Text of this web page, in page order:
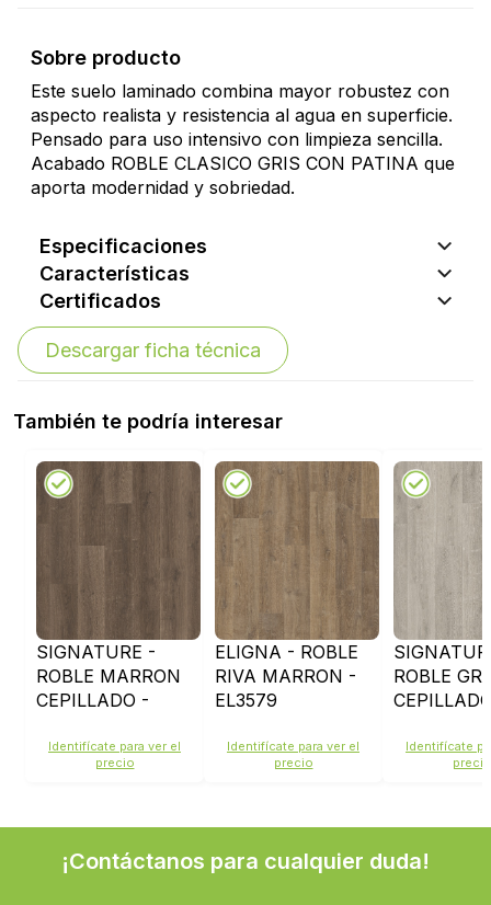
Sobre producto
Este suelo laminado combina mayor robustez con
aspecto realista y resistencia al agua en superficie.
Pensado para uso intensivo con limpieza sencilla.
Acabado ROBLE CLASICO GRIS CON PATINA que
aporta modernidad y sobriedad.
Especificaciones
Características
Certificados
Descargar ficha técnica
También te podría interesar
SIGNATURE -
ROBLE MARRON
CEPILLADO -
Identifícate para ver el
precio
ELIGNA - ROBLE
RIVA MARRON -
EL3579
Identifícate para ver el
precio
ROBLE
Identifícate
precio
¡Contáctanos para cualquier duda!